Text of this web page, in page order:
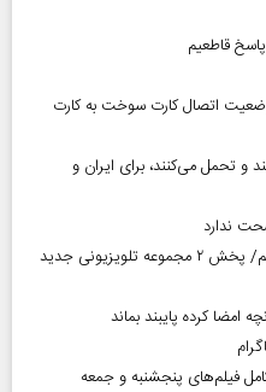
قاطعیم
وضعیت اتصال کارت سوخت به کارت
و تحمل می‌کنند، برای ایران و
ندارد
هنرمند منحصر‌به‌فردی را از دست دادیم/ پخش ۲ مجموعه تلویزیونی جدید
امضا کرده پایبند بماند
فیلم‌های پنجشنبه و جمعه